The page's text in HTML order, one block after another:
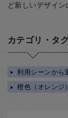
ど新しいデザイン
カテゴリ・タ
利用シーンから
橙色（オレンジ